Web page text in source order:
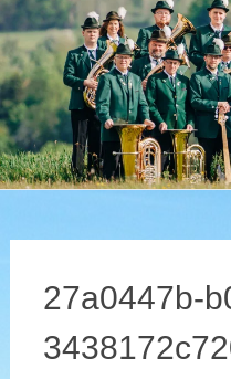
27a0447b-